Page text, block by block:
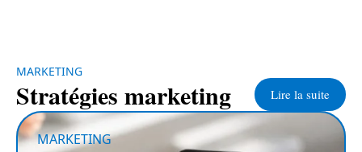
MARKETING
Stratégies marketing Lire la suite
MARKETING